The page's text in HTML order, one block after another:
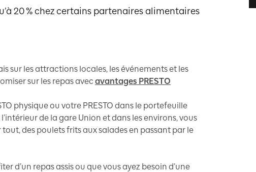
20 % chez certains partenaires alimentaires
sur les attractions locales, les événements et les
sur les repas avec avantages PRESTO
physique ou votre PRESTO dans le portefeuille
de la gare Union et dans les environs, vous
des poulets frits aux salades en passant par le
d’un repas assis ou que vous ayez besoin d’une